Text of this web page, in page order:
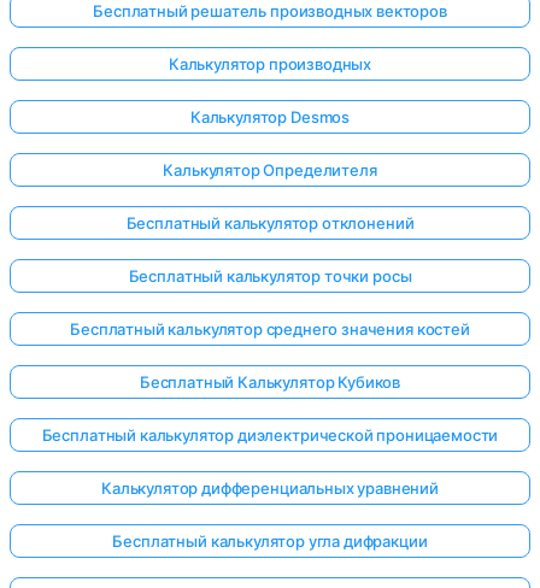
Войдите
Бесплатный решатель производных векторов
Калькулятор производных
Калькулятор Desmos
Калькулятор Определителя
Бесплатный калькулятор отклонений
Бесплатный калькулятор точки росы
Бесплатный калькулятор среднего значения костей
Бесплатный Калькулятор Кубиков
Бесплатный калькулятор диэлектрической проницаемости
Калькулятор дифференциальных уравнений
Бесплатный калькулятор угла дифракции